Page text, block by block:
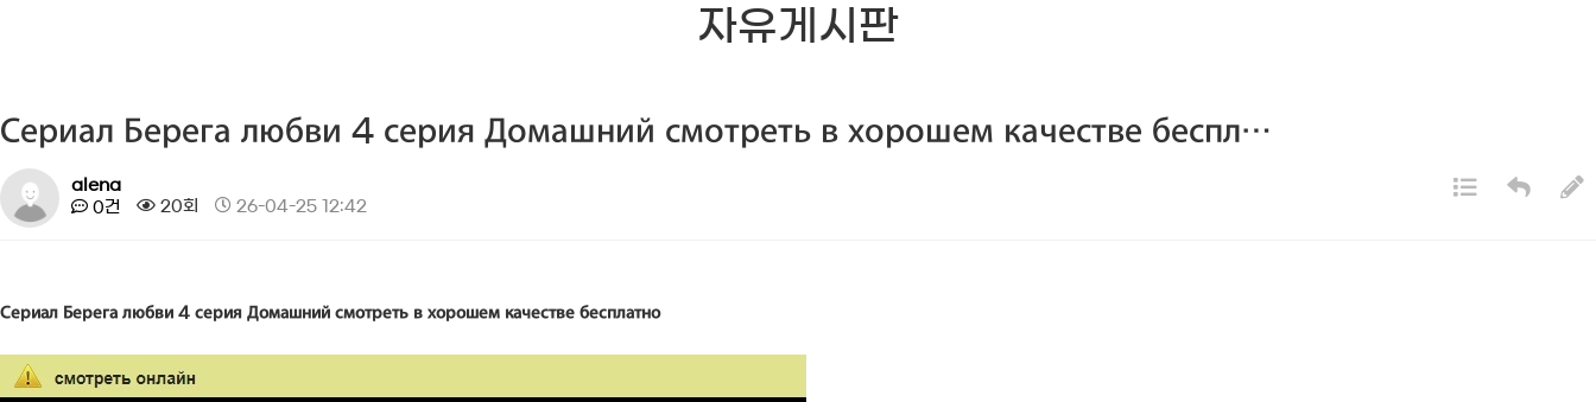
자유게시판
Сериал Берега любви 4 серия Домашний смотреть в хорошем качестве беспл…
alena
0건
20회 26-04-25 12:42
Сериал Берега любви 4 серия Домашний смотреть в хорошем качестве бесплатно